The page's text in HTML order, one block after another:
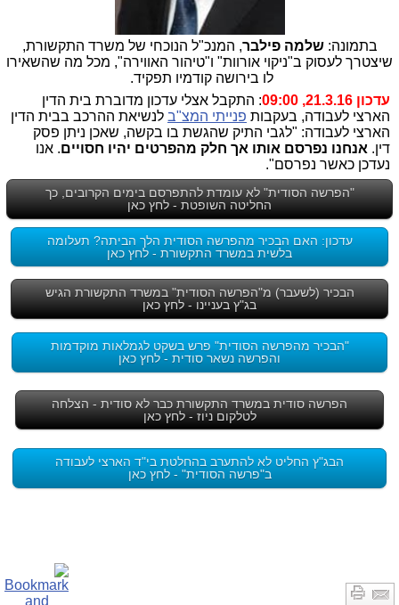
בתמונה:שלמה פילבר, המנכ"ל הנוכחי של משרד התקשורת,
שיצטרך לעסוק ב"ניקוי אורוות" ו"טיהור האווירה", מכל מה שהשאירו
לו בירושה קודמיו תפקיד.
עדכון 21.3.16, 09:00
: התקבל אצלי עדכון מדוברת בית הדין
הארצי לעבודה, בעקבות פנייתי המצ"ב לנשיאת ההרכב בבית הדין
הארצי לעבודה: "לגבי התיק שהגשת בו בקשה, שאכן ניתן פסק
דין. אנחנו נפרסם אותו אך חלק מהפרטים יהיו חסויים. אנו
נעדכן כאשר נפרסם".
"הפרשה הסודית" לא עומדת להתפרסם בימים הקרובים, כך
החליטה השופטת - לחץ כאן
עדכון: האם הבכיר מהפרשה הסודית הלך הביתה? תעלומה
בלשית במשרד התקשורת - לחץ כאן
הבכיר (לשעבר) מ"הפרשה הסודית" במשרד התקשורת הגיש
בג"ץ בעניינו - לחץ כאן
"הבכיר מהפרשה הסודית" פרש בשקט לגמלאות מוקדמות
והפרשה נשאר סודית - לחץ כאן
הפרשה סודית במשרד התקשורת כבר לא סודית - הצלחה
לטלקום ניוז - לחץ כאן
הבג"ץ החליט לא להתערב בהחלטת בי"ד הארצי לעבודה
ב"פרשה הסודית" - לחץ כאן